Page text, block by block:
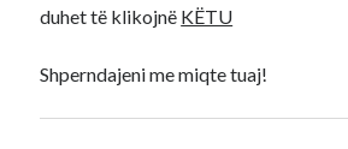
duhet të klikojnë KËTU
Shperndajeni me miqte tuaj!